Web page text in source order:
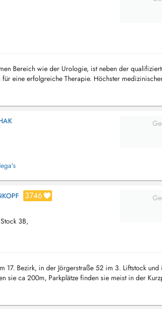
Bereich wie der Urologie, ist neben der
eine erfolgreiche Therapie. Höchster
Ordination. ...
3746
3B,
17. Bezirk, in der Jörgerstraße 52 im 3. Liftstock
sie ca 200m, Parkplätze finden sie meist in der